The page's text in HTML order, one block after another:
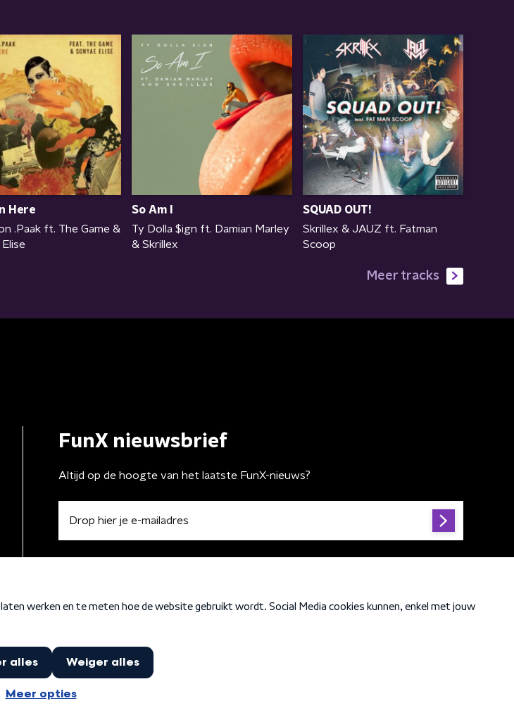
Here
.Paak ft. The Game &
So Am I
Ty Dolla $ign ft. Damian Marley
& Skrillex
SQUAD OUT!
Skrillex & JAUZ ft. Fatman
Scoop
Meer tracks
FunX nieuwsbrief
Altijd op de hoogte van het laatste FunX-nieuws?